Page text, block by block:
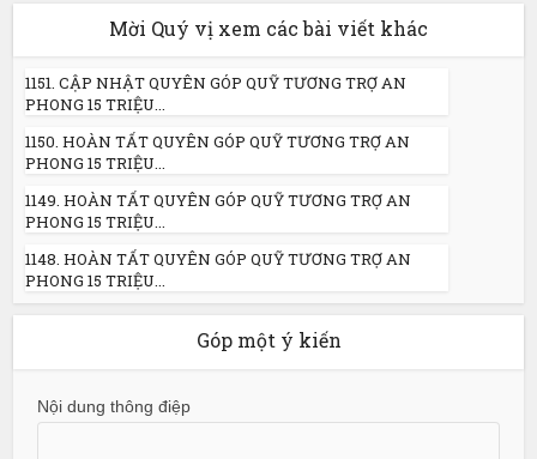
Mời Quý vị xem các bài viết khác
1151. CẬP NHẬT QUYÊN GÓP QUỸ TƯƠNG TRỢ AN
PHONG 15 TRIỆU...
1150. HOÀN TẤT QUYÊN GÓP QUỸ TƯƠNG TRỢ AN
PHONG 15 TRIỆU...
1149. HOÀN TẤT QUYÊN GÓP QUỸ TƯƠNG TRỢ AN
PHONG 15 TRIỆU...
1148. HOÀN TẤT QUYÊN GÓP QUỸ TƯƠNG TRỢ AN
PHONG 15 TRIỆU...
Góp một ý kiến
Nội dung thông điệp